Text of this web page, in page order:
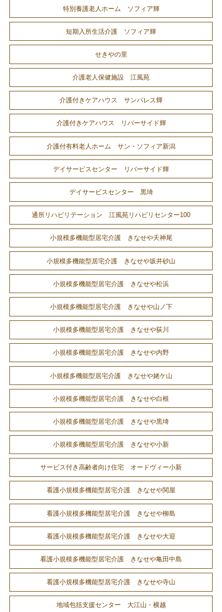
特別養護老人ホーム ソフィア輝
短期入所生活介護 ソフィア輝
せきやの里
介護老人保健施設 江風苑
介護付きケアハウス サンパレス輝
介護付きケアハウス リバーサイド輝
介護付有料老人ホーム サン・ソフィア新潟
デイサービスセンター リバーサイド輝
デイサービスセンター 黒埼
通所リハビリテーション 江風苑リハビリセンター100
小規模多機能型居宅介護 きなせや天神尾
小規模多機能型居宅介護 きなせや坂井砂山
小規模多機能型居宅介護 きなせや松浜
小規模多機能型居宅介護 きなせや山ノ下
小規模多機能型居宅介護 きなせや荻川
小規模多機能型居宅介護 きなせや内野
小規模多機能型居宅介護 きなせや姥ケ山
小規模多機能型居宅介護 きなせや白根
小規模多機能型居宅介護 きなせや黒埼
小規模多機能型居宅介護 きなせや小新
サービス付き高齢者向け住宅 オードヴィー小新
看護小規模多機能型居宅介護 きなせや関屋
看護小規模多機能型居宅介護 きなせや柳島
看護小規模多機能型居宅介護 きなせや大迎
看護小規模多機能型居宅介護 きなせや亀田中島
看護小規模多機能型居宅介護 きなせや寺山
地域包括支援センター 大江山・横越